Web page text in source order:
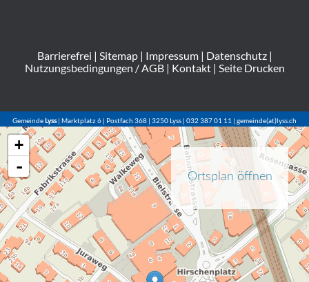
Barrierefrei | Sitemap| Impressum| Datenschutz|
Nutzungsbedingungen / AGB| Kontakt| Seite Drucken
GemeindeLyss| Marktplatz 6 | Postfach 368 | 3250 Lyss | 032 387 01 11 | gemeinde(at)lyss.ch